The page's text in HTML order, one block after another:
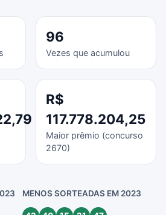
96
Vezes que acumulou
R$
117.778.204,25
Maior prêmio (concurso
2670)
MENOS SORTEADAS EM 2023